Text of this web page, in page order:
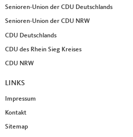
Senioren-Union der CDU Deutschlands
Senioren-Union der CDU NRW
CDU Deutschlands
CDU des Rhein Sieg Kreises
CDU NRW
LINKS
Impressum
Kontakt
Sitemap